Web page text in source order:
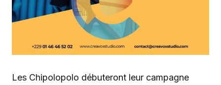
Les Chipolopolo débuteront leur campagne